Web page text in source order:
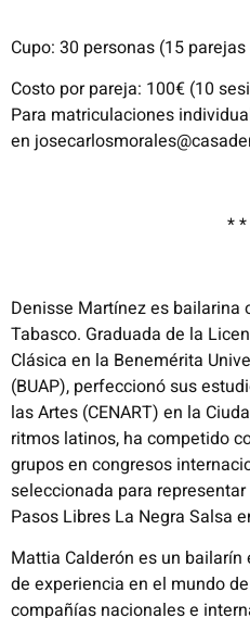
Cupo: 30 personas (15
Costo por pareja: 100€ (10
Para matriculaciones
en
*
Denisse Martínez es bailarina
Tabasco. Graduada de la
Clásica en la Benemérita
(BUAP), perfeccionó sus
las Artes (CENART) en la
ritmos latinos, ha competido
grupos en congresos
seleccionada para
Pasos Libres La Negra Salsa
Mattia Calderón es un
de experiencia en el mundo
compañías nacionales e